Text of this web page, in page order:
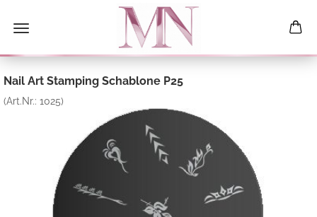
Nail Art Stamping Schablone P25
(Art.Nr.: 1025)